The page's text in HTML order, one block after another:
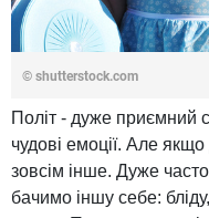
© shutterstock.com
Політ - дуже приємний
чудові емоції. Але
зовсім інше. Дуже
бачимо іншу себе: